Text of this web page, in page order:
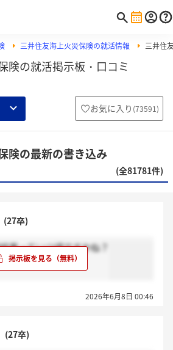
三井住友海上火災保険の就活情報 三井住
険の就活掲示板・口コミ
お気に入り (73591)
険の最新の書き込み
(全81781件)
(27卒)
果っていつ頃ですかね？
2026年6月8日 00:46
(27卒)